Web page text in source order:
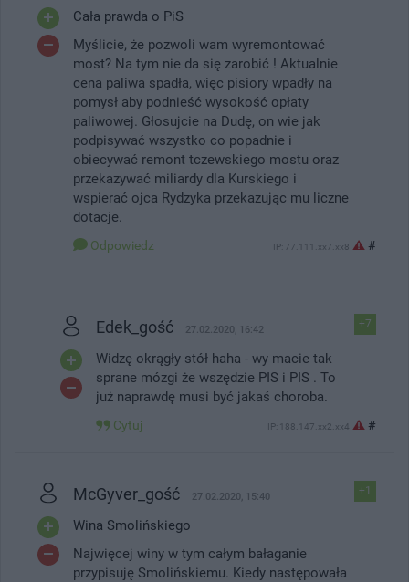
Cała prawda o PiS
Myślicie, że pozwoli wam wyremontować
most? Na tym nie da się zarobić ! Aktualnie
cena paliwa spadła, więc pisiory wpadły na
pomysł aby podnieść wysokość opłaty
paliwowej. Głosujcie na Dudę, on wie jak
podpisywać wszystko co popadnie i
obiecywać remont tczewskiego mostu oraz
przekazywać miliardy dla Kurskiego i
wspierać ojca Rydzyka przekazując mu liczne
dotacje.
Odpowiedz IP: 77.111.xx7.xx8 #
+7
Edek_gość 27.02.2020, 16:42
Widzę okrągły stół haha - wy macie tak
sprane mózgi że wszędzie PIS i PIS . To
już naprawdę musi być jakaś choroba.
Cytuj IP: 188.147.xx2.xx4 #
+1
McGyver_gość 27.02.2020, 15:40
Wina Smolińskiego
Najwięcej winy w tym całym bałaganie
przypisuję Smolińskiemu. Kiedy następowała